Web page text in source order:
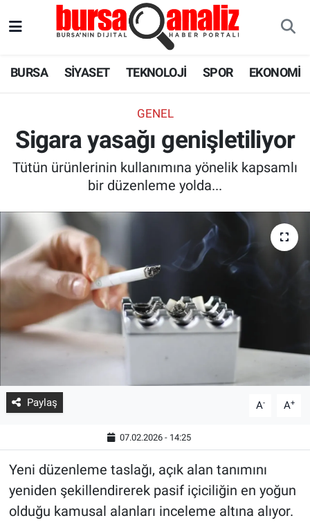
BURSA SİYASET TEKNOLOJİ SPOR EKONOMİ
GENEL
Sigara yasağı genişletiliyor
Tütün ürünlerinin kullanımına yönelik kapsamlı
bir düzenleme yolda...
Paylaş A- A+
07.02.2026 - 14:25
Yeni düzenleme taslağı, açık alan tanımını
yeniden şekillendirerek pasif içiciliğin en yoğun
olduğu kamusal alanları inceleme altına alıyor.
SPOR
EKONOMİ
SAĞLIK
ASTROLOJİ
BLOG
Süper Lig Puan Durumu ve Fikstür
Tüm Manşetler
Son Dakika Haberleri
Haber Arşivi